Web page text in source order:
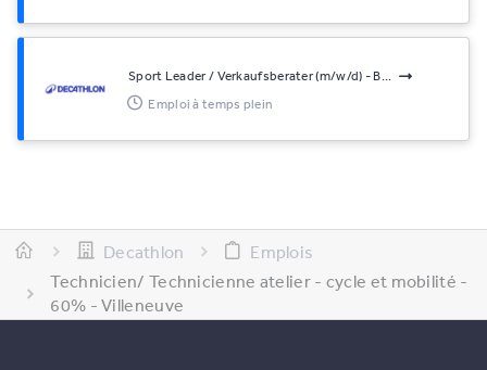
Sport Leader / Verkaufsberater (m/w/d) - B...
Emploi à temps plein
Decathlon
Emplois
Technicien/ Technicienne atelier - cycle et mobilité -
60% - Villeneuve